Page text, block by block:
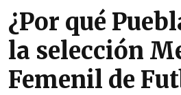
¿Por qué
la selección
Femenil de